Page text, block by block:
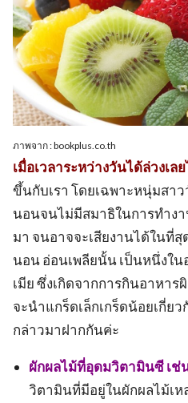
ภาพจาก : bookplus.co.th
เมื่อเวลาระหว่างวันได้ล่วงเล
ขึ้นกับเรา โดยเฉพาะหนุ่มสา
นอนจนไม่มีสมาธิในการทำง
มา จนอาจจะเสียงานได้ในที่
นอน อ่อนเพลียนั้น เป็นหนึ่งใน
เมีย ซึ่งเกิดจากการกินอาหาร
จะนำแกร็ดเล็กเกร็ดน้อยเกี่ย
กล่าวมาฝากกันค่ะ
ผักผลไม้ที่อุดมวิตามินซี เช่
วิตามินที่มีอยู่ในผักผลไม้เ